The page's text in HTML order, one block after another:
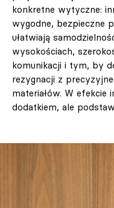
konkretne wytyczne:
wygodne, bezpieczne
ułatwiają
wysokościach,
komunikacji i tym, by
rezygnacji z
materiałów. W efekcie
dodatkiem, ale